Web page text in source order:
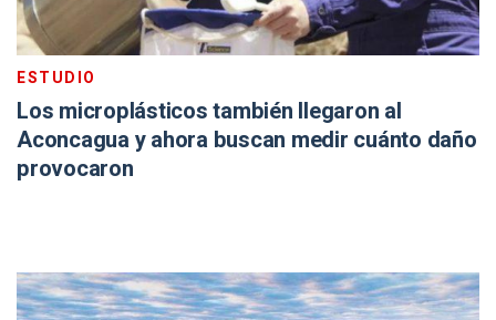
ESTUDIO
Los microplásticos también llegaron al
Aconcagua y ahora buscan medir cuánto daño
provocaron